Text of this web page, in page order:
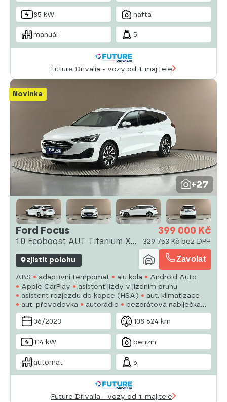
85 kW nafta
manuál 5
Future Drivalia - vozy od 1. majitele
Novinka
+27
Ford Focus
1.0 Ecoboost AUT Titanium X
399 000 Kč
329 753 Kč bez DPH
zjistit polohu Zavolat
ABS adaptivní tempomat alu kola
Android Auto
Apple CarPlay
asistent jízdy v jízdním pruhu
asistent rozjezdu do kopce (HSA)
aut. klimatizace
aut. převodovka
autorádio
bezdrátová nabíječka
mobilních telefonů
bezklíčové odemykání
bluetooth
brzdový asistent
centrál dálkový
06/2023 108 624 km
114 kW benzin
automat 5
Future Drivalia - vozy od 1. majitele